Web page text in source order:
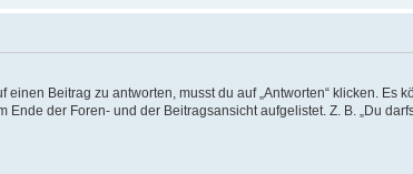
Beitrag zu antworten, musst du auf „Antworten“ klicken. Es
der Foren- und der Beitragsansicht aufgelistet. Z. B. „Du